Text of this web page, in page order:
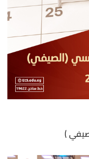
)